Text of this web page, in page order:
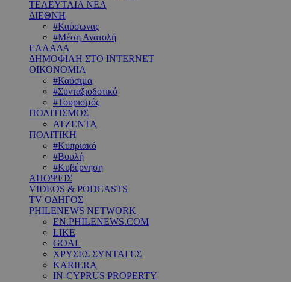
ΤΕΛΕΥΤΑΙΑ ΝΕΑ
ΔΙΕΘΝΗ
#Καύσωνας
#Μέση Ανατολή
ΕΛΛΑΔΑ
ΔΗΜΟΦΙΛΗ ΣΤΟ INTERNET
ΟΙΚΟΝΟΜΙΑ
#Καύσιμα
#Συνταξιοδοτικό
#Τουρισμός
ΠΟΛΙΤΙΣΜΟΣ
ΑΤΖΕΝΤΑ
ΠΟΛΙΤΙΚΗ
#Κυπριακό
#Βουλή
#Κυβέρνηση
ΑΠΟΨΕΙΣ
VIDEOS & PODCASTS
TV ΟΔΗΓΟΣ
PHILENEWS NETWORK
EN.PHILENEWS.COM
LIKE
GOAL
ΧΡΥΣΕΣ ΣΥΝΤΑΓΕΣ
KARIERA
IN-CYPRUS PROPERTY